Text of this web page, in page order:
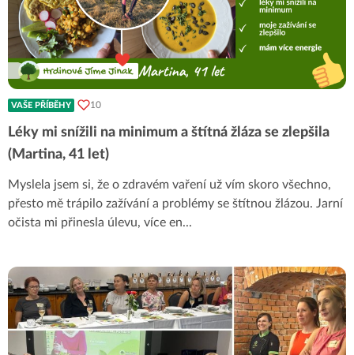
VAŠE PŘÍBĚHY 10
Léky mi snížili na minimum a štítná žláza se zlepšila
(Martina, 41 let)
Myslela jsem si, že o zdravém vaření už vím skoro všechno,
přesto mě trápilo zažívání a problémy se štítnou žlázou. Jarní
očista mi přinesla úlevu, více en...